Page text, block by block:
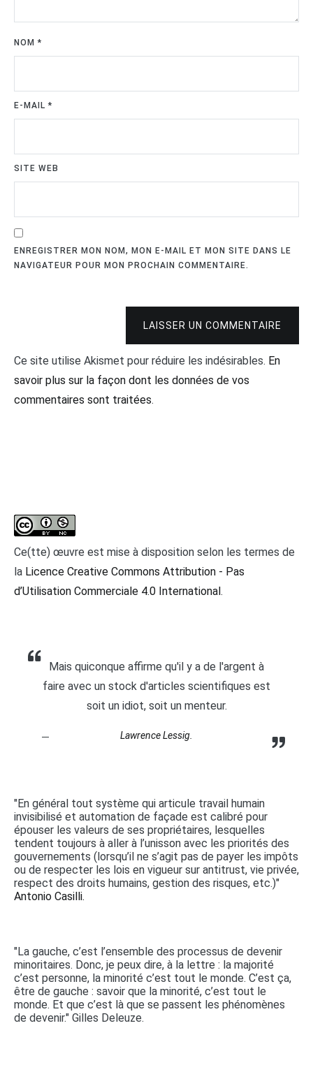
NOM*
E-MAIL*
SITE WEB
ENREGISTRER MON NOM, MON E-MAIL ET MON SITE DANS LE
NAVIGATEUR POUR MON PROCHAIN COMMENTAIRE.
LAISSER UN COMMENTAIRE
Ce site utilise Akismet pour réduire les indésirables. En
savoir plus sur la façon dont les données de vos
commentaires sont traitées.
Ce(tte) œuvre est mise à disposition selon les termes de
la Licence Creative Commons Attribution - Pas
d’Utilisation Commerciale 4.0 International.
Mais quiconque affirme qu'il y a de l'argent à
faire avec un stock d'articles scientifiques est
soit un idiot, soit un menteur.
Lawrence Lessig.
"En général tout système qui articule travail humain
invisibilisé et automation de façade est calibré pour
épouser les valeurs de ses propriétaires, lesquelles
tendent toujours à aller à l’unisson avec les priorités des
gouvernements (lorsqu’il ne s’agit pas de payer les impôts
ou de respecter les lois en vigueur sur antitrust, vie privée,
respect des droits humains, gestion des risques, etc.)"
Antonio Casilli.
"La gauche, c’est l’ensemble des processus de devenir
minoritaires. Donc, je peux dire, à la lettre : la majorité
c’est personne, la minorité c’est tout le monde. C’est ça,
être de gauche : savoir que la minorité, c’est tout le
monde. Et que c’est là que se passent les phénomènes
de devenir." Gilles Deleuze.